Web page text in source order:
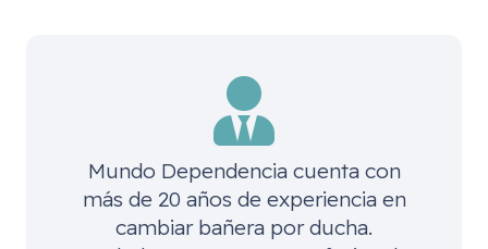
Mundo Dependencia cuenta con
más de 20 años de experiencia en
cambiar bañera por ducha.